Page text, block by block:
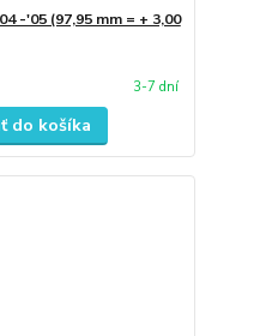
-'05 (97,95 mm = + 3,00
3-7 dní
do košíka